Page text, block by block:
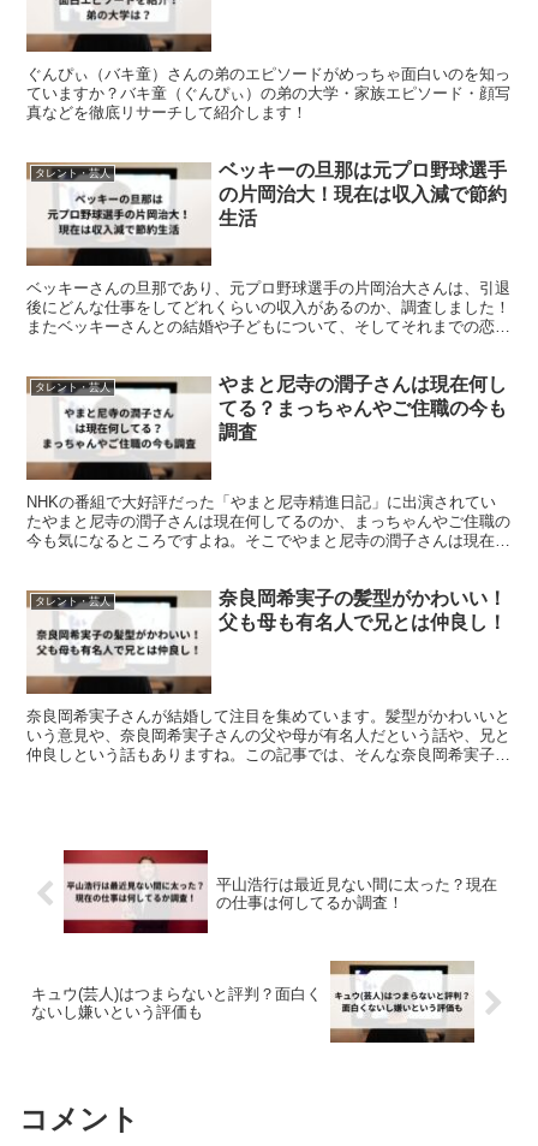
ぐんぴぃ（バキ童）さんの弟のエピソードがめっちゃ面白いのを知っ
ていますか？バキ童（ぐんぴぃ）の弟の大学・家族エピソード・顔写
真などを徹底リサーチして紹介します！
タレント・芸人
ベッキーの旦那は元プロ野球選手
の片岡治大！現在は収入減で節約
生活
ベッキーさんの旦那であり、元プロ野球選手の片岡治大さんは、引退
後にどんな仕事をしてどれくらいの収入があるのか、調査しました！
またベッキーさんとの結婚や子どもについて、そしてそれまでの恋愛
タレント・芸人
やまと尼寺の潤子さんは現在何し
てる？まっちゃんやご住職の今も
調査
NHKの番組で大好評だった「やまと尼寺精進日記」に出演されてい
たやまと尼寺の潤子さんは現在何してるのか、まっちゃんやご住職の
今も気になるところですよね。そこでやまと尼寺の潤子さんは現在何
タレント・芸人
奈良岡希実子の髪型がかわいい！
父も母も有名人で兄とは仲良し！
奈良岡希実子さんが結婚して注目を集めています。髪型がかわいいと
いう意見や、奈良岡希実子さんの父や母が有名人だという話や、兄と
仲良しという話もありますね。この記事では、そんな奈良岡希実子さ
平山浩行は最近見ない間に太った？現在
の仕事は何してるか調査！
キュウ(芸人)はつまらないと評判？面白く
ないし嫌いという評価も
コメント